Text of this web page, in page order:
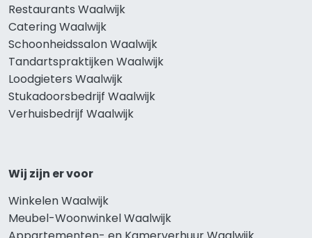
Restaurants Waalwijk
Catering Waalwijk
Schoonheidssalon Waalwijk
Tandartspraktijken Waalwijk
Loodgieters Waalwijk
Stukadoorsbedrijf Waalwijk
Verhuisbedrijf Waalwijk
Wij zijn er voor
Winkelen Waalwijk
Meubel-Woonwinkel Waalwijk